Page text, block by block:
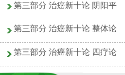
第三部分 治癌新十论 阴阳平
第三部分 治癌新十论 整体论
第三部分 治癌新十论 四疗论